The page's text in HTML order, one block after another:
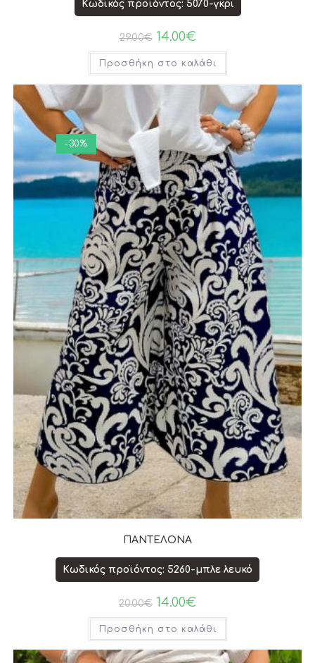
Κωδικός προϊόντος: 5070-γκρι
29.00€ 14.00€
Προσθήκη στο καλάθι
-30%
ΠΑΝΤΕΛΟΝΑ
Κωδικός προϊόντος: 5260-μπλε λευκό
20.00€ 14.00€
Προσθήκη στο καλάθι